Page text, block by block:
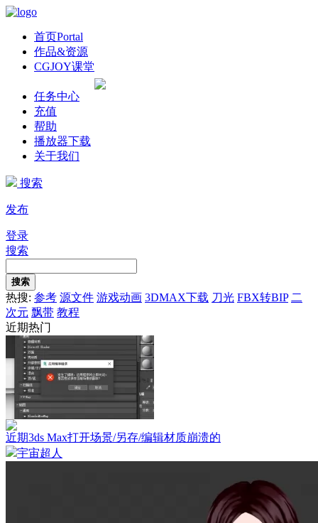
首页Portal
作品&资源
CGJOY课堂
任务中心
充值
帮助
播放器下载
关于我们
搜索
发布
登录
搜索
搜索
热搜: 参考 源文件 游戏动画 3DMAX下载 刀光 FBX转BIP 二
次元 飘带 教程
近期热门
近期3ds Max打开场景/另存/编辑材质崩溃的
宇宙超人